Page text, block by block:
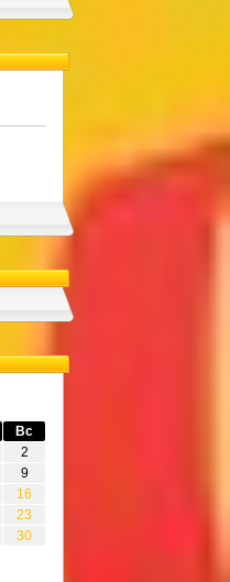
Вс
2
9
16
23
30